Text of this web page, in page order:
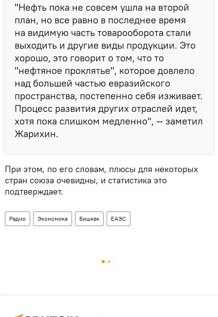
"Нефть пока не совсем ушла на второй
план, но все равно в последнее время
на видимую часть товарооборота стали
выходить и другие виды продукции. Это
хорошо, это говорит о том, что то
"нефтяное проклятье", которое довлело
над большей частью евразийского
пространства, постепенно себя изживает.
Процесс развития других отраслей идет,
хотя пока слишком медленно", — заметил
Жарихин.
При этом, по его словам, плюсы для некоторых
стран союза очевидны, и статистика это
подтверждает.
Радио Экономика Бишкек ЕАЭС